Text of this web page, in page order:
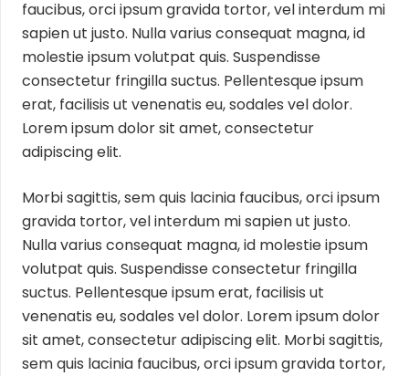
faucibus, orci ipsum gravida tortor, vel interdum mi
sapien ut justo. Nulla varius consequat magna, id
molestie ipsum volutpat quis. Suspendisse
consectetur fringilla suctus. Pellentesque ipsum
erat, facilisis ut venenatis eu, sodales vel dolor.
Lorem ipsum dolor sit amet, consectetur
adipiscing elit.
Morbi sagittis, sem quis lacinia faucibus, orci ipsum
gravida tortor, vel interdum mi sapien ut justo.
Nulla varius consequat magna, id molestie ipsum
volutpat quis. Suspendisse consectetur fringilla
suctus. Pellentesque ipsum erat, facilisis ut
venenatis eu, sodales vel dolor. Lorem ipsum dolor
sit amet, consectetur adipiscing elit. Morbi sagittis,
sem quis lacinia faucibus, orci ipsum gravida tortor,